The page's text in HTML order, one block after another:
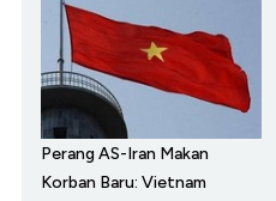
Perang AS-Iran Makan
Korban Baru: Vietnam